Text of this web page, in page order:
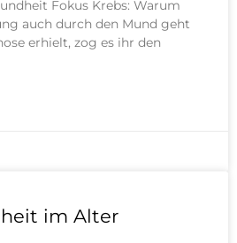
Fokus Krebs: Warum
auch durch den Mund geht
erhielt, zog es ihr den
im Alter